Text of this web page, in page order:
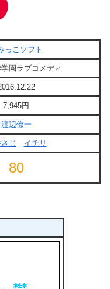
っこソフト
園ラブコメディ
7,945円
渡辺僚一
じ イチリ
80